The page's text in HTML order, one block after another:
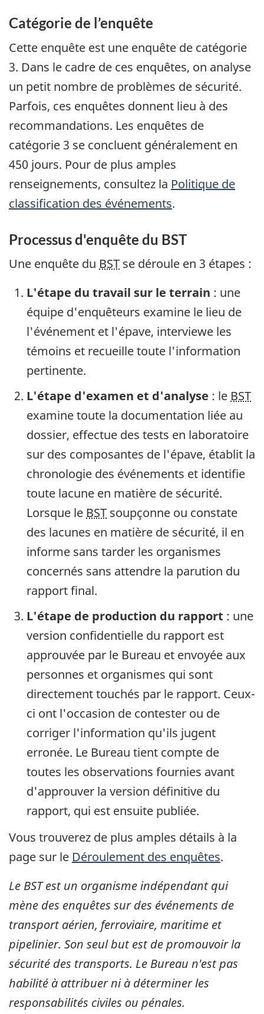
Catégorie de l’enquête
Cette enquête est une enquête de catégorie
3. Dans le cadre de ces enquêtes, on analyse
un petit nombre de problèmes de sécurité.
Parfois, ces enquêtes donnent lieu à des
recommandations. Les enquêtes de
catégorie 3 se concluent généralement en
450 jours. Pour de plus amples
renseignements, consultez la Politique de
classification des événements.
Processus d'enquête du BST
Une enquête du BST se déroule en 3 étapes :
L'étape du travail sur le terrain : une
équipe d'enquêteurs examine le lieu de
l'événement et l'épave, interviewe les
témoins et recueille toute l'information
pertinente.
L'étape d'examen et d'analyse : le BST
examine toute la documentation liée au
dossier, effectue des tests en laboratoire
sur des composantes de l'épave, établit la
chronologie des événements et identifie
toute lacune en matière de sécurité.
Lorsque le BST soupçonne ou constate
des lacunes en matière de sécurité, il en
informe sans tarder les organismes
concernés sans attendre la parution du
rapport final.
L'étape de production du rapport : une
version confidentielle du rapport est
approuvée par le Bureau et envoyée aux
personnes et organismes qui sont
directement touchés par le rapport. Ceux-
ci ont l'occasion de contester ou de
corriger l'information qu'ils jugent
erronée. Le Bureau tient compte de
toutes les observations fournies avant
d'approuver la version définitive du
rapport, qui est ensuite publiée.
Vous trouverez de plus amples détails à la
page sur le Déroulement des enquêtes.
Le BST est un organisme indépendant qui
mène des enquêtes sur des événements de
transport aérien, ferroviaire, maritime et
pipelinier. Son seul but est de promouvoir la
sécurité des transports. Le Bureau n'est pas
habilité à attribuer ni à déterminer les
responsabilités civiles ou pénales.